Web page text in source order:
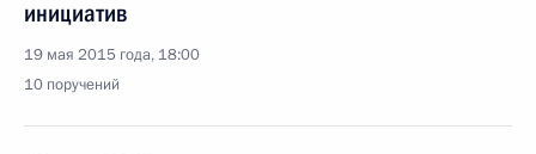
инициатив
19 мая 2015 года, 18:00
10 поручений